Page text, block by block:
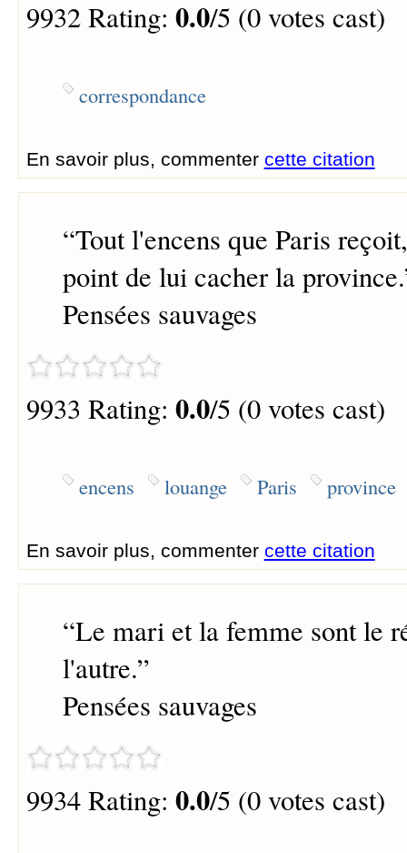
9932 Rating: 0.0/5 (0 votes cast)
correspondance
En savoir plus, commenter cette citation
“Tout l'encens que Paris
point de lui cacher la province.
Pensées sauvages
9933 Rating: 0.0/5 (0 votes cast)
encens louange Paris province
En savoir plus, commenter cette citation
“Le mari et la femme sont le
l'autre.”
Pensées sauvages
9934 Rating: 0.0/5 (0 votes cast)